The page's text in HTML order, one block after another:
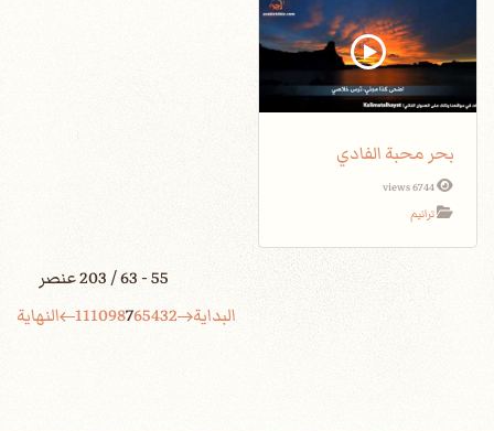
بحر محبة الفادي
6744 views
ترانيم
55 - 63 / 203 عنصر
البداية
2
3
4
5
6
7
8
9
10
11 النهاية